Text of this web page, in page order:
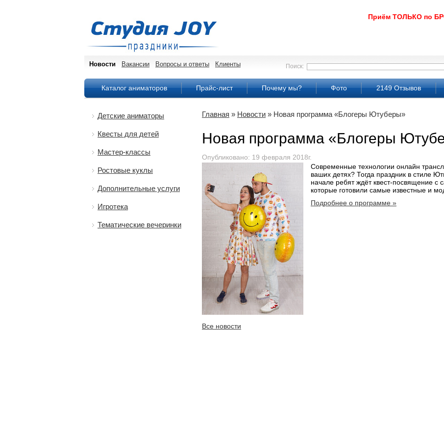
Приём ТОЛЬКО по
Новости Вакансии Вопросы и ответы Клиенты Поиск:
Каталог аниматоров Прайс-лист Почему мы? Фото 2149 Отзывов
Главная » Новости » Новая программа «Блогеры Ютуберы»
Новая программа «Блогеры
Опубликовано: 19 февраля 2018г.
Современные технологии онлайн
ваших детях? Тогда праздник в стиле
начале ребят ждёт квест-посвящение с
которые готовили самые известные и
Подробнее о программе »
Все новости
Детские аниматоры
Квесты для детей
Мастер-классы
Ростовые куклы
Дополнительные услуги
Игротека
Тематические вечеринки